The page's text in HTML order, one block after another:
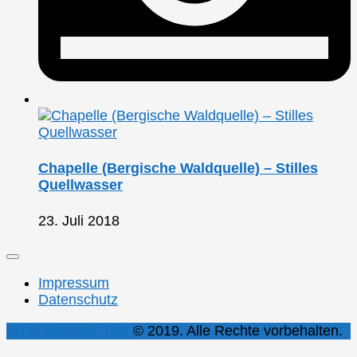
Chapelle (Bergische Waldquelle) – Stilles
Quellwasser
23. Juli 2018
Impressum
Datenschutz
© 2019. Alle Rechte vorbehalten.